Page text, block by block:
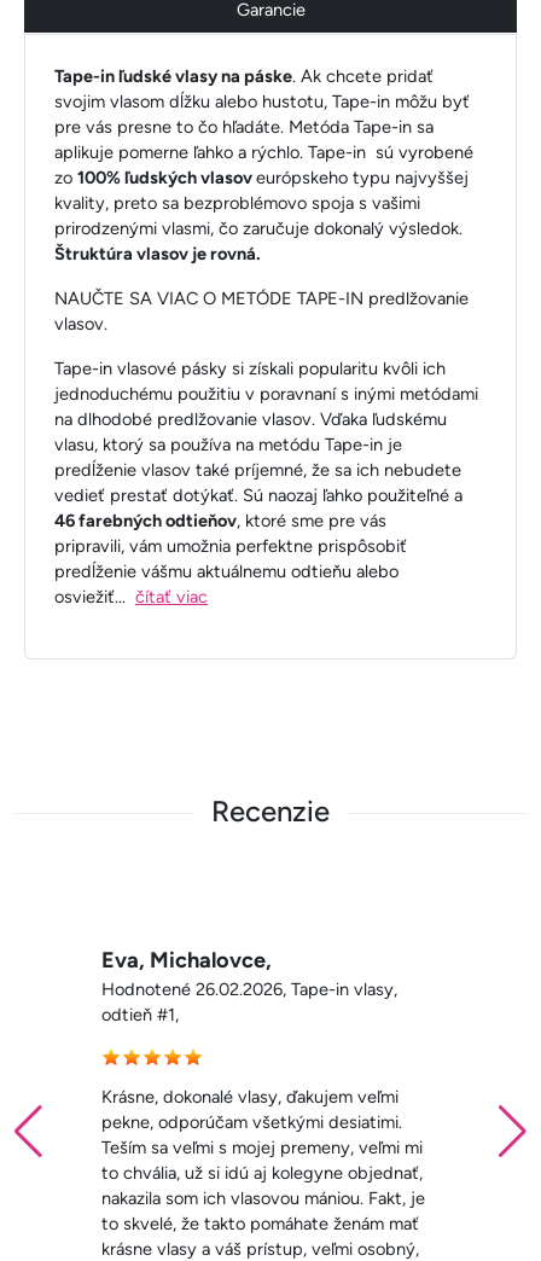
Garancie
Tape-in ľudské vlasy na páske. Ak chcete pridať
svojim vlasom dĺžku alebo hustotu, Tape-in môžu byť
pre vás presne to čo hľadáte. Metóda Tape-in sa
aplikuje pomerne ľahko a rýchlo. Tape-in sú vyrobené
zo 100% ľudských vlasoveurópskeho typu najvyššej
kvality, preto sa bezproblémovo spoja s vašimi
prirodzenými vlasmi, čo zaručuje dokonalý výsledok.
Štruktúra vlasov je rovná.
NAUČTE SA VIAC O METÓDE TAPE-IN predlžovanie
vlasov.
Tape-in vlasové pásky si získali popularitu kvôli ich
jednoduchému použitiu v poravnaní s inými metódami
na dlhodobé predlžovanie vlasov. Vďaka ľudskému
vlasu, ktorý sa používa na metódu Tape-in je
predĺženie vlasov také príjemné, že sa ich nebudete
vedieť prestať dotýkať. Sú naozaj ľahko použiteľné a
46 farebných odtieňov, ktoré sme pre vás
pripravili, vám umožnia perfektne prispôsobiť
predĺženie vášmu aktuálnemu odtieňu alebo
osviežiť... čítať viac
Recenzie
Eva, Michalovce,
Hodnotené 26.02.2026, Tape-in vlasy,
odtieň #1,
Krásne, dokonalé vlasy, ďakujem veľmi
pekne, odporúčam všetkými desiatimi.
Teším sa veľmi s mojej premeny, veľmi mi
to chvália, už si idú aj kolegyne objednať,
nakazila som ich vlasovou mániou. Fakt, je
to skvelé, že takto pomáhate ženám mať
krásne vlasy a váš prístup, veľmi osobný,